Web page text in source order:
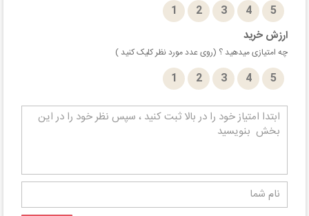
1 2 3 4
5
ارزش خرید
چه امتیازی میدهید ؟ (روی عدد مورد نظر کلیک کنید )
1 2 3 4 5